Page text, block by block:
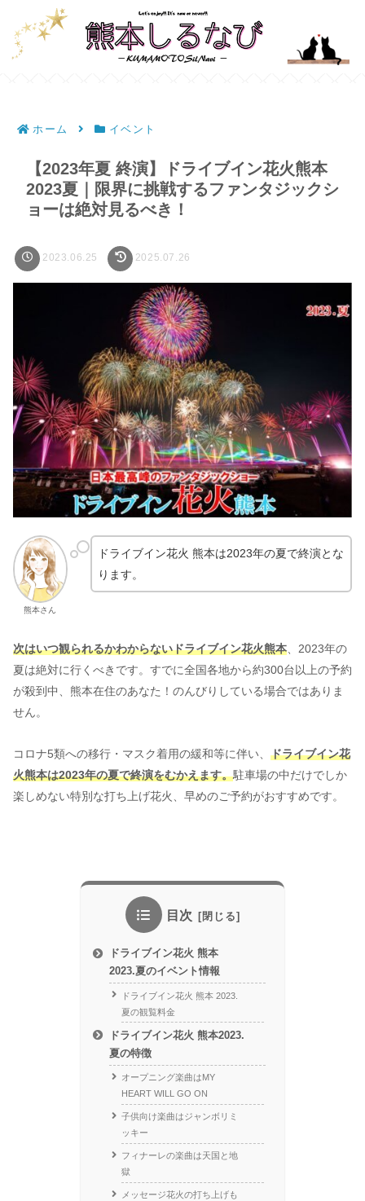
ホーム イベント
【2023年夏 終演】ドライブイン花火熊本
2023夏｜限界に挑戦するファンタジックシ
ョーは絶対見るべき！
2023.06.25 2025.07.26
熊本さん
ドライブイン花火 熊本は2023年の夏で終演とな
ります。
次はいつ観られるかわからないドライブイン花火熊本、2023年の
夏は絶対に行くべきです。すでに全国各地から約300台以上の予約
が殺到中、熊本在住のあなた！のんびりしている場合ではありま
せん。
コロナ5類への移行・マスク着用の緩和等に伴い、 ドライブイン花
火熊本は2023年の夏で終演をむかえます。駐車場の中だけでしか
楽しめない特別な打ち上げ花火、早めのご予約がおすすめです。
目次
ドライブイン花火 熊本
2023.夏のイベント情報
ドライブイン花火 熊本 2023.
夏の観覧料金
ドライブイン花火 熊本2023.
夏の特徴
オープニング楽曲はMY
HEART WILL GO ON
子供向け楽曲はジャンボリミ
ッキー
フィナーレの楽曲は天国と地
獄
メッセージ花火の打ち上げも